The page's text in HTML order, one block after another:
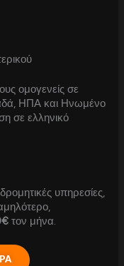
ομογενείς σε
ΗΠΑ και Ηνωμένο
σε ελληνικό
υπηρεσίες,
τον μήνα.